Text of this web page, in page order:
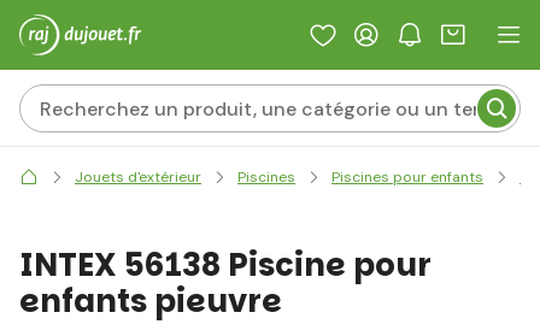
Jouets d'extérieur Piscines Piscines pour enfants
INTEX 56138 Piscine pour
enfants pieuvre